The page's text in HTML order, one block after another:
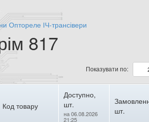
Оптореле ІЧ-трансівери
817
Показувати по:
Код товару
Доступно,
шт.
на 06.08.2026
21:25
шт.